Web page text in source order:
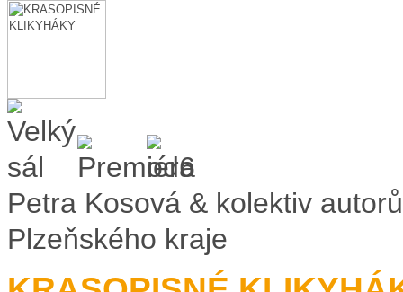
Petra Kosová & kolektiv
Plzeňského kraje